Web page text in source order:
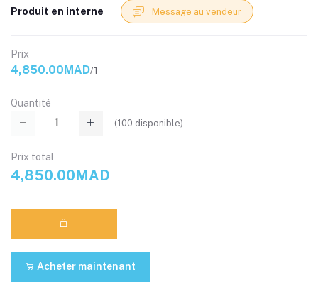
Produit en interne Message au vendeur
Prix
4,850.00MAD/1
Quantité
(100 disponible)
Prix ​​total
4,850.00MAD
Acheter maintenant